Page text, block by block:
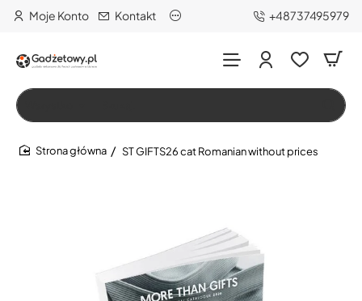
Moje Konto Kontakt +48737495979
Szukaj…
ST GIFTS26 cat Romanian without prices